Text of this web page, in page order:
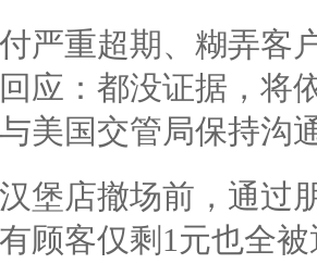
严重超期、糊弄客
应：都没证据，将
美国交管局保持沟
堡店撤场前，通过
顾客仅剩1元也全